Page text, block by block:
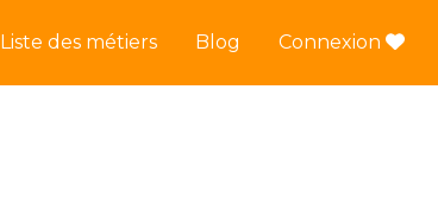
Liste des métiers Blog Connexion